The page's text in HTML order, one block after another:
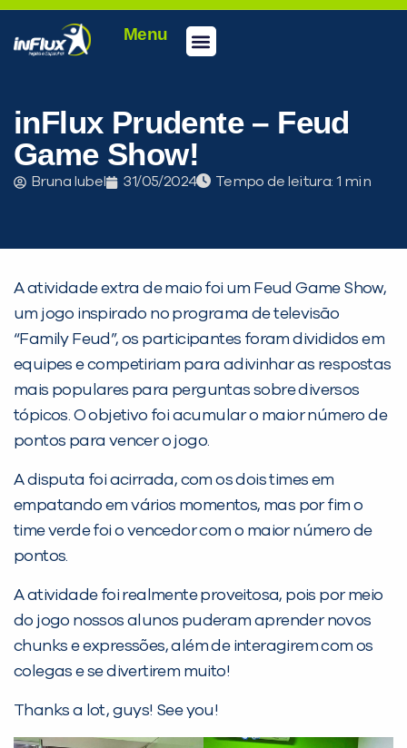
Menu
inFlux Prudente – Feud
Game Show!
Bruna Iubel 31/05/2024 Tempo de leitura:
A atividade extra de maio foi um Feud Game Show,
um jogo inspirado no programa de televisão
“Family Feud”, os participantes foram divididos em
equipes e competiriam para adivinhar as respostas
mais populares para perguntas sobre diversos
tópicos. O objetivo foi acumular o maior número de
pontos para vencer o jogo.
A disputa foi acirrada, com os dois times em
empatando em vários momentos, mas por fim o
time verde foi o vencedor com o maior número de
pontos.
A atividade foi realmente proveitosa, pois por meio
do jogo nossos alunos puderam aprender novos
chunks e expressões, além de interagirem com os
colegas e se divertirem muito!
Thanks a lot, guys! See you!
PEÇA UMA DEMONSTRAÇÃO DE MÉTODO
Desculpe!
Não encontramos nenhuma unidade
inFlux nesta cidade ou bairro que